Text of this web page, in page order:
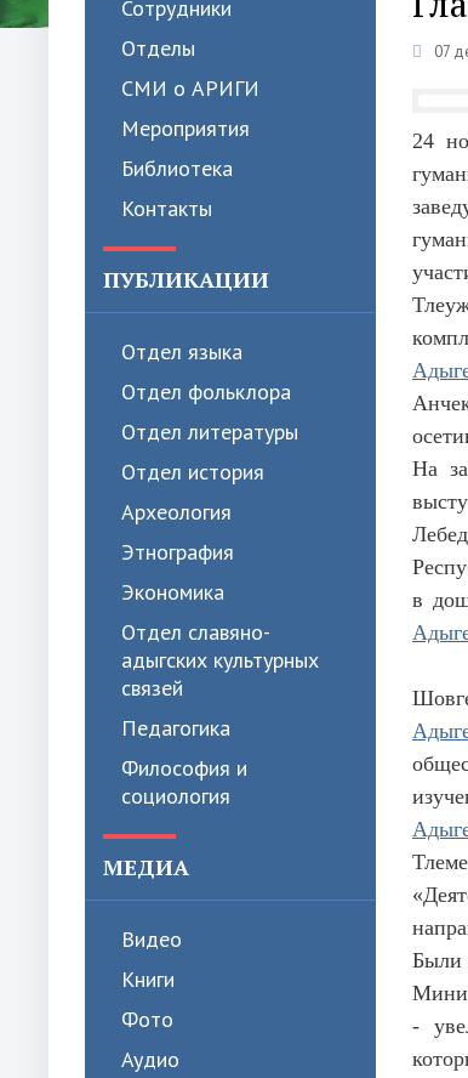
Сотрудники
Отделы
СМИ о АРИГИ
Мероприятия
Библиотека
Контакты
ПУБЛИКАЦИИ
Отдел языка
Отдел фольклора
Отдел литературы
Отдел история
Археология
Этнография
Экономика
Отдел славяно-
адыгских культурных
связей
Педагогика
Философия и
социология
МЕДИА
Видео
Книги
Фото
Аудио
07
24
На
в
Были
-